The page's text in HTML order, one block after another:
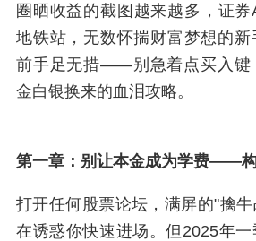
圈晒收益的截图越来越多，证
地铁站，无数怀揣财富梦想的
前手足无措——别急着点买入键
金白银换来的血泪攻略。
第一章：别让本金成为学费——
打开任何股票论坛，满屏的"擒
在诱惑你快速进场。但2025年